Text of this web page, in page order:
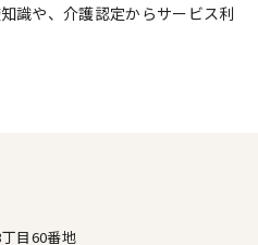
識や、介護認定からサービス利
目60番地